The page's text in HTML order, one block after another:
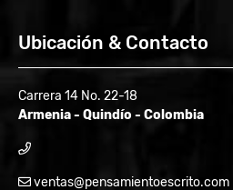
Ubicación & Contacto
Carrera 14 No. 22-18
Armenia - Quindío - Colombia
ventas@pensamientoescrito.com